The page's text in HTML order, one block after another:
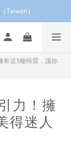
貨 ）
折價券 ➩
有這3種特質，讓妳
力！擁
得迷人